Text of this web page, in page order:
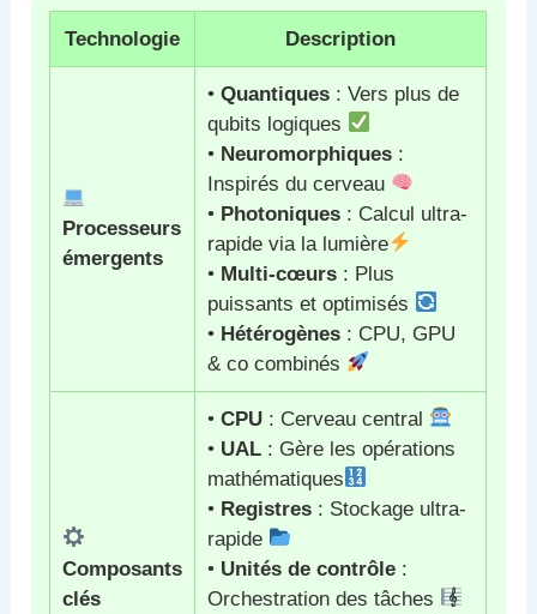
Technologie Description
Processeurs
émergents
•Quantiques : Vers plus de
qubits logiques
• Neuromorphiques :
Inspirés du cerveau
• Photoniques : Calcul ultra-
rapide via la lumière
• Multi-cœurs : Plus
puissants et optimisés
• Hétérogènes : CPU, GPU
& co combinés
Composants
clés
•CPU : Cerveau central
• UAL : Gère les opérations
mathématiques
• Registres : Stockage ultra-
rapide
• Unités de contrôle :
Orchestration des tâches